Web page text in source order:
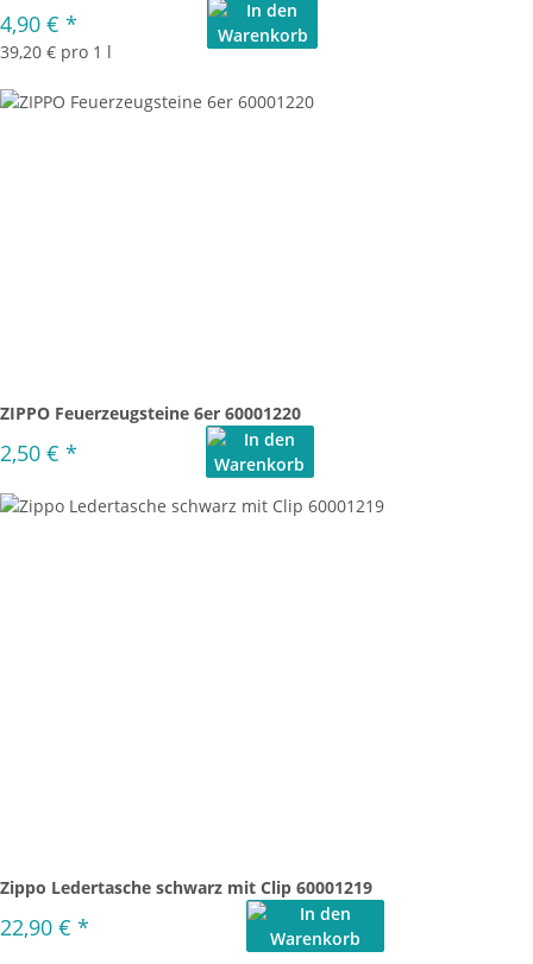
4,90 € *
39,20 € pro 1 l
ZIPPO Feuerzeugsteine 6er 60001220
2,50 € *
Zippo Ledertasche schwarz mit Clip 60001219
22,90 € *